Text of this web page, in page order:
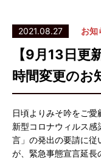
2021.08.27 お知
【9月13日更
時間変更のお
日頃よりみそ吟をご愛
新型コロナウィルス
言」の発出の要請に従
が、緊急事態宣言延